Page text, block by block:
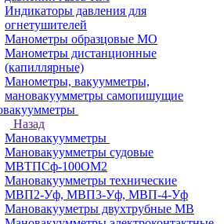
Индикаторы давления для
огнетушителей
Манометры образцовые МО
Манометры дистанционные
(капиллярные)
Манометры, вакуумметры,
мановакуумметры самопишущие
Назад
Мановакуумметры
Мановакуумметры судовые
МВТПСф-100ОМ2
Мановакуумметры технические
МВП2-Уф, МВП3-Уф, МВП-4-Уф
Мановакууметры двухтрубные МВ